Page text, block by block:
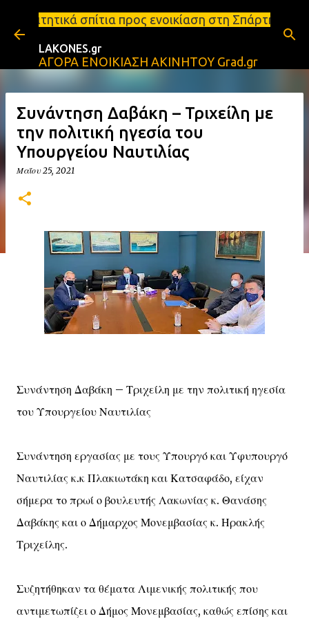
Μετάβαση στο κύριο περιεχόμενο
προς ενοικίαση στη Σπάρτη Ενοικιάσεις
LAKONES.gr
ΑΓΟΡΑ ΕΝΟΙΚΙΑΣΗ ΑΚΙΝΗΤΟΥ Grad.gr
Συνάντηση Δαβάκη – Τριχείλη με
την πολιτική ηγεσία του
Υπουργείου Ναυτιλίας
Μαΐου 25, 2021
Συνάντηση Δαβάκη – Τριχείλη με την πολιτική ηγεσία
του Υπουργείου Ναυτιλίας
Συνάντηση εργασίας με τους Υπουργό και Υφυπουργό
Ναυτιλίας κ.κ Πλακιωτάκη και Κατσαφάδο, είχαν
σήμερα το πρωί ο βουλευτής Λακωνίας κ. Θανάσης
Δαβάκης και ο Δήμαρχος Μονεμβασίας κ. Ηρακλής
Τριχείλης.
Συζητήθηκαν τα θέματα Λιμενικής πολιτικής που
αντιμετωπίζει ο Δήμος Μονεμβασίας, καθώς επίσης και